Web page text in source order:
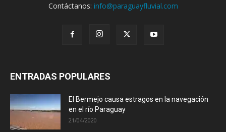
Contáctanos: info@paraguayfluvial.com
ENTRADAS POPULARES
El Bermejo causa estragos en la navegación
en el río Paraguay
21/04/2020